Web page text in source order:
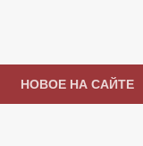
НОВОЕ НА САЙТЕ